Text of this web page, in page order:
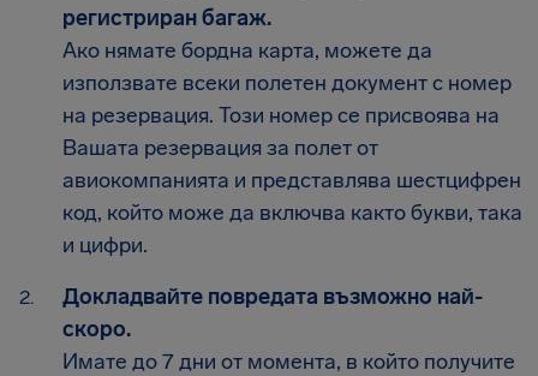
регистриран багаж.
Ако нямате бордна карта, можете да
използвате всеки полетен документ с номер
на резервация. Този номер се присвоява на
Вашата резервация за полет от
авиокомпанията и представлява шестцифрен
код, който може да включва както букви, така
и цифри.
Докладвайте повредата възможно най-
скоро.
Имате до 7 дни от момента, в който получите